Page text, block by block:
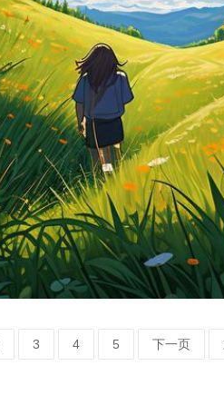
3 4 5 下一页